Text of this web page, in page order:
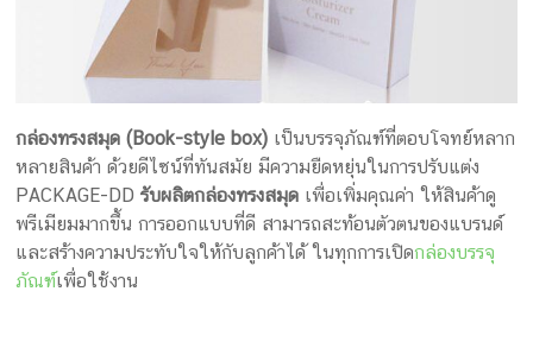
กล่องทรงสมุด (Book-style box) เป็นบรรจุภัณฑ์ที่ตอบโจทย์หลาก
หลายสินค้า ด้วยดีไซน์ที่ทันสมัย มีความยืดหยุ่นในการปรับแต่ง
PACKAGE-DDรับผลิตกล่องทรงสมุด เพื่อเพิ่มคุณค่า ให้สินค้าดู
พรีเมียมมากขึ้น การออกแบบที่ดี สามารถสะท้อนตัวตนของแบรนด์
และสร้างความประทับใจให้กับลูกค้าได้ ในทุกการเปิดกล่องบรรจุ
ภัณฑ์เพื่อใช้งาน